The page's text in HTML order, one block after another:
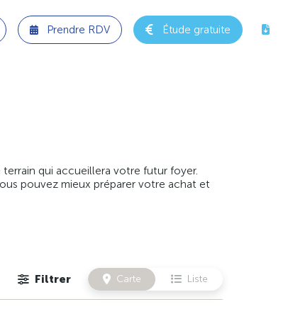
Prendre RDV Étude gratuite
qui accueillera votre futur foyer.
pouvez mieux préparer votre achat et
Filtrer Carte Liste